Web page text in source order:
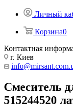
Личный
Корзина0
Контактная
г. Киев
Смеситель
515244520